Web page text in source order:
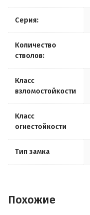
Серия:
Количество
стволов:
Класс
взломостойкости
Класс
огнестойкости
Тип замка
Похожие